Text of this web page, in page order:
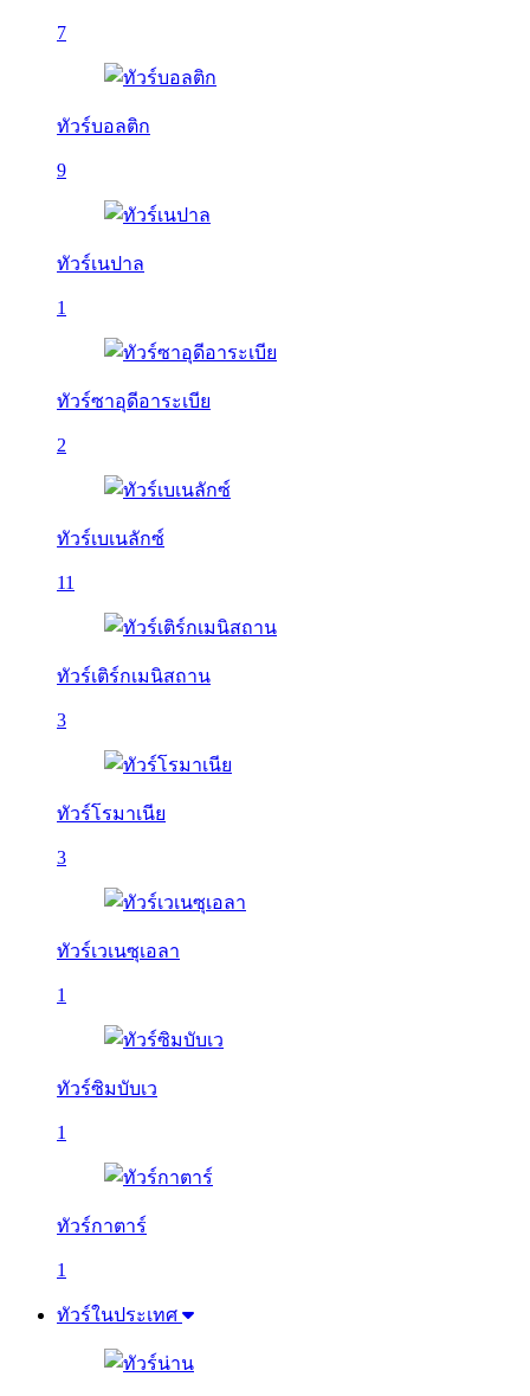
7
ทัวร์บอลติก
9
ทัวร์เนปาล
1
ทัวร์ซาอุดีอาระเบีย
2
ทัวร์เบเนลักซ์
11
ทัวร์เติร์กเมนิสถาน
3
ทัวร์โรมาเนีย
3
ทัวร์เวเนซุเอลา
1
ทัวร์ซิมบับเว
1
ทัวร์กาตาร์
1
ทัวร์ในประเทศ